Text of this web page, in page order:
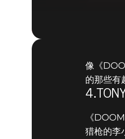
像《
的那些有
《
猎枪的李